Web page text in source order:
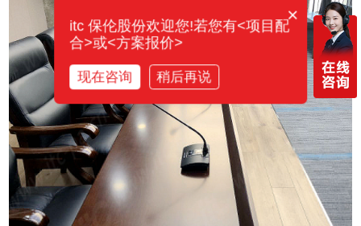
×
itc 保伦股份欢迎您!若您有<项目配
合>或<方案报价>
现在咨询 稍后再说